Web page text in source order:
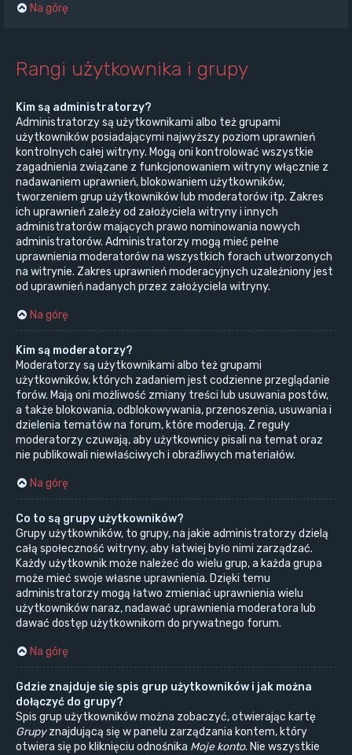
Na górę
Rangi użytkownika i grupy
Kim są administratorzy?
Administratorzy są użytkownikami albo też grupami
użytkowników posiadającymi najwyższy poziom uprawnień
kontrolnych całej witryny. Mogą oni kontrolować wszystkie
zagadnienia związane z funkcjonowaniem witryny włącznie z
nadawaniem uprawnień, blokowaniem użytkowników,
tworzeniem grup użytkowników lub moderatorów itp. Zakres
ich uprawnień zależy od założyciela witryny i innych
administratorów mających prawo nominowania nowych
administratorów. Administratorzy mogą mieć pełne
uprawnienia moderatorów na wszystkich forach utworzonych
na witrynie. Zakres uprawnień moderacyjnych uzależniony jest
od uprawnień nadanych przez założyciela witryny.
Na górę
Kim są moderatorzy?
Moderatorzy są użytkownikami albo też grupami
użytkowników, których zadaniem jest codzienne przeglądanie
forów. Mają oni możliwość zmiany treści lub usuwania postów,
a także blokowania, odblokowywania, przenoszenia, usuwania i
dzielenia tematów na forum, które moderują. Z reguły
moderatorzy czuwają, aby użytkownicy pisali na temat oraz
nie publikowali niewłaściwych i obraźliwych materiałów.
Na górę
Co to są grupy użytkowników?
Grupy użytkowników, to grupy, na jakie administratorzy dzielą
całą społeczność witryny, aby łatwiej było nimi zarządzać.
Każdy użytkownik może należeć do wielu grup, a każda grupa
może mieć swoje własne uprawnienia. Dzięki temu
administratorzy mogą łatwo zmieniać uprawnienia wielu
użytkowników naraz, nadawać uprawnienia moderatora lub
dawać dostęp użytkownikom do prywatnego forum.
Na górę
Gdzie znajduje się spis grup użytkowników i jak można
dołączyć do grupy?
Spis grup użytkowników można zobaczyć, otwierając kartę
Grupyznajdującą się w panelu zarządzania kontem, który
otwiera się po kliknięciu odnośnika Moje konto. Nie wszystkie